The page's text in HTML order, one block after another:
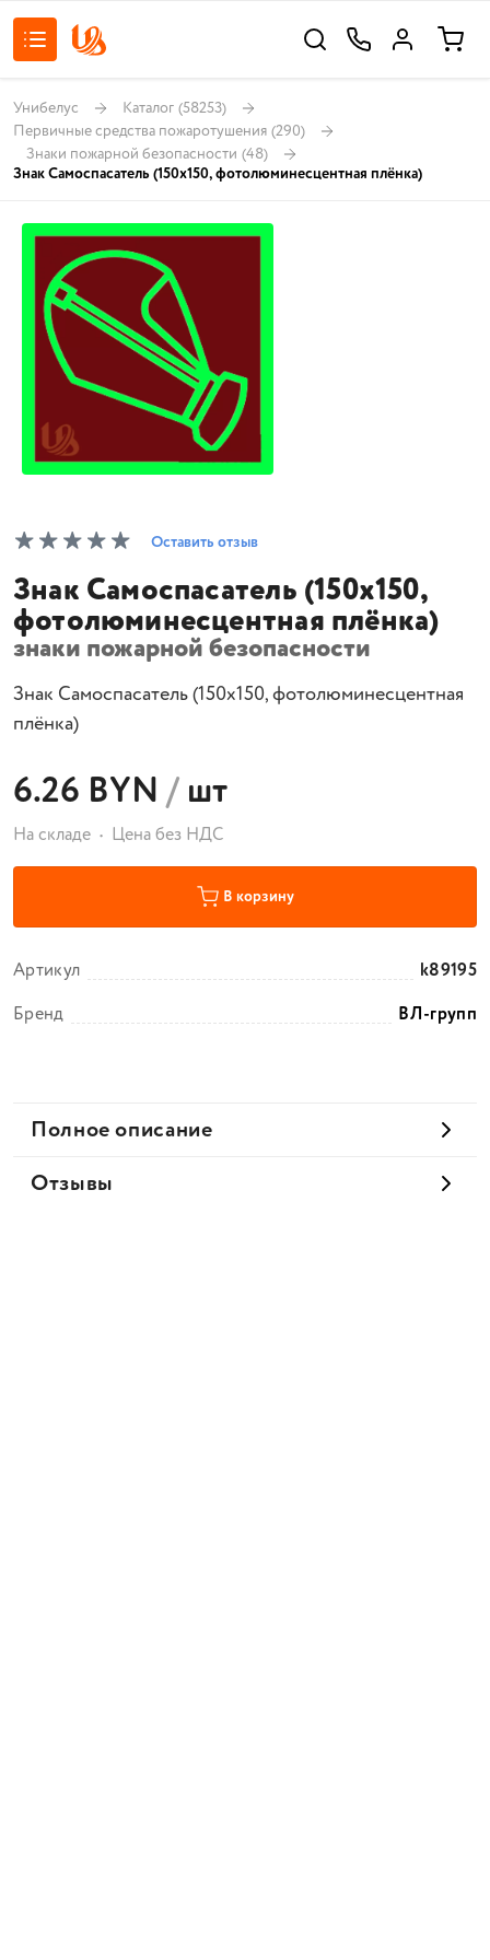
Унибелус Каталог (58253)
Первичные средства пожаротушения (290)
Знаки пожарной безопасности (48)
Знак Самоспасатель (150х150, фотолюминесцентная плёнка)
Оставить отзыв
Знак Самоспасатель (150х150,
фотолюминесцентная плёнка)
знаки пожарной безопасности
Знак Самоспасатель (150х150, фотолюминесцентная
плёнка)
6.26 BYN/шт
На складе Цена без НДС
В корзину
Артикул
k89195
Бренд
ВЛ-групп
Полное описание
Отзывы